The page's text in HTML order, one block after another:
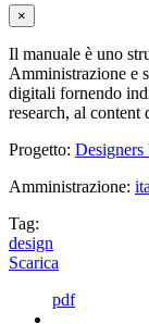
×
Il manuale è uno
Amministrazione e
digitali fornendo
research, al content
Progetto: Designers
Amministrazione:
Tag:
design
Scarica
pdf